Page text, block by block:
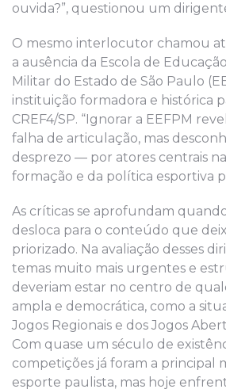
ouvida?”, questionou um
O mesmo interlocutor chamou
a ausência da Escola de
Militar do Estado de São Paulo
instituição formadora e histórica
CREF4/SP. “Ignorar a EEFPM
falha de articulação, mas
desprezo — por atores centrais
formação e da política esportiva
As críticas se aprofundam
desloca para o conteúdo que
priorizado. Na avaliação desses
temas muito mais urgentes e
deveriam estar no centro de
ampla e democrática, como a
Jogos Regionais e dos Jogos
Com quase um século de
competições já foram a principal
esporte paulista, mas hoje